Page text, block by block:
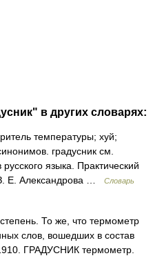
в других словарях:
температуры; хуй;
градусник см.
языка. Практический
Е. Александрова …
Словарь
То же, что термометр
слов, вошедших в состав
ГРАДУСНИК термометр.